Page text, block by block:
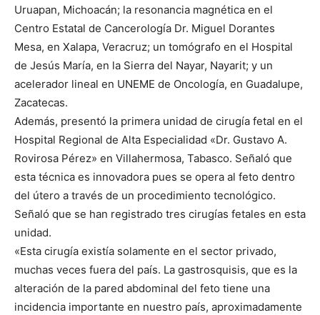
Uruapan, Michoacán; la resonancia magnética en el
Centro Estatal de Cancerología Dr. Miguel Dorantes
Mesa, en Xalapa, Veracruz; un tomógrafo en el Hospital
de Jesús María, en la Sierra del Nayar, Nayarit; y un
acelerador lineal en UNEME de Oncología, en Guadalupe,
Zacatecas.
Además, presentó la primera unidad de cirugía fetal en el
Hospital Regional de Alta Especialidad «Dr. Gustavo A.
Rovirosa Pérez» en Villahermosa, Tabasco. Señaló que
esta técnica es innovadora pues se opera al feto dentro
del útero a través de un procedimiento tecnológico.
Señaló que se han registrado tres cirugías fetales en esta
unidad.
«Esta cirugía existía solamente en el sector privado,
muchas veces fuera del país. La gastrosquisis, que es la
alteración de la pared abdominal del feto tiene una
incidencia importante en nuestro país, aproximadamente